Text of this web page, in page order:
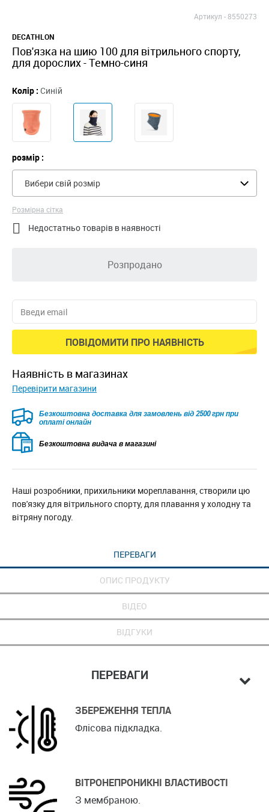
Артикул -8550273
DECATHLON
Пов'язка на шию 100 для вітрильного спорту,
для дорослих - Темно-синя
Колір : Синій
розмір :
Вибери свій розмір
Розмірна сітка
 Недостатньо товарів в наявності
Розпродано
ПОВІДОМИТИ ПРО НАЯВНІСТЬ
наявність в магазинах
Перевірити магазини
Безкоштовна доставка для замовлень від 2500 грн при
оплаті онлайн
Безкоштовна видача в магазині
Наші розробники, прихильники мореплавання, створили цю
пов'язку для вітрильного спорту, для плавання у холодну та
вітряну погоду.
ПЕРЕВАГИ
ОПИС ПРОДУКТУ
ВІДЕО
ВІДГУКИ
ПЕРЕВАГИ
ЗБЕРЕЖЕННЯ ТЕПЛА
Флісова підкладка.
ВІТРОНЕПРОНИКНІ ВЛАСТИВОСТІ
З мембраною.